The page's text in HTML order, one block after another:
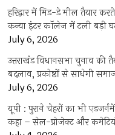
हरिद्वार में मिड-डे मील तैयार
कन्या इंटर कॉलेज में टली बड़ी
July 6, 2026
उत्तराखंंड विधानसभा चुनाव की
बदलाव, प्रकोष्ठों से साधेगी
July 6, 2026
यूपी : पुराने चेहरों का भी
कहा – सेल-प्रोजेक्ट और